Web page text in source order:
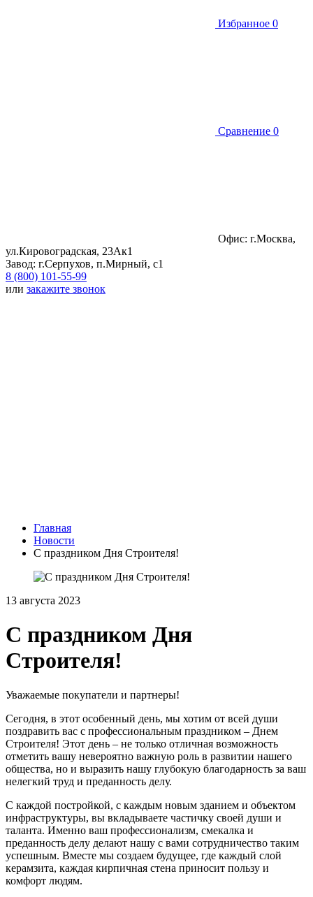
Избранное 0
Сравнение 0
Офис: г.Москва,
ул.Кировоградская, 23Ак1
Завод: г.Серпухов, п.Мирный, с1
8 (800) 101-55-99
или закажите звонок
Главная
Новости
С праздником Дня Строителя!
13 августа 2023
С праздником Дня
Строителя!
Уважаемые покупатели и партнеры!
Сегодня, в этот особенный день, мы хотим от всей души
поздравить вас с профессиональным праздником – Днем
Строителя! Этот день – не только отличная возможность
отметить вашу невероятно важную роль в развитии нашего
общества, но и выразить нашу глубокую благодарность за ваш
нелегкий труд и преданность делу.
С каждой постройкой, с каждым новым зданием и объектом
инфраструктуры, вы вкладываете частичку своей души и
таланта. Именно ваш профессионализм, смекалка и
преданность делу делают нашу с вами сотрудничество таким
успешным. Вместе мы создаем будущее, где каждый слой
керамзита, каждая кирпичная стена приносит пользу и
комфорт людям.